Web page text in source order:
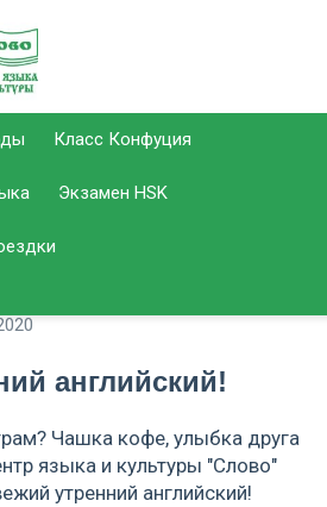
Позвонить
переводов
+7 (8452) 50-
Класс Конфуция
Экзамен HSK
английский!
Чашка кофе, улыбка друга
языка и культуры "Слово"
утренний английский!